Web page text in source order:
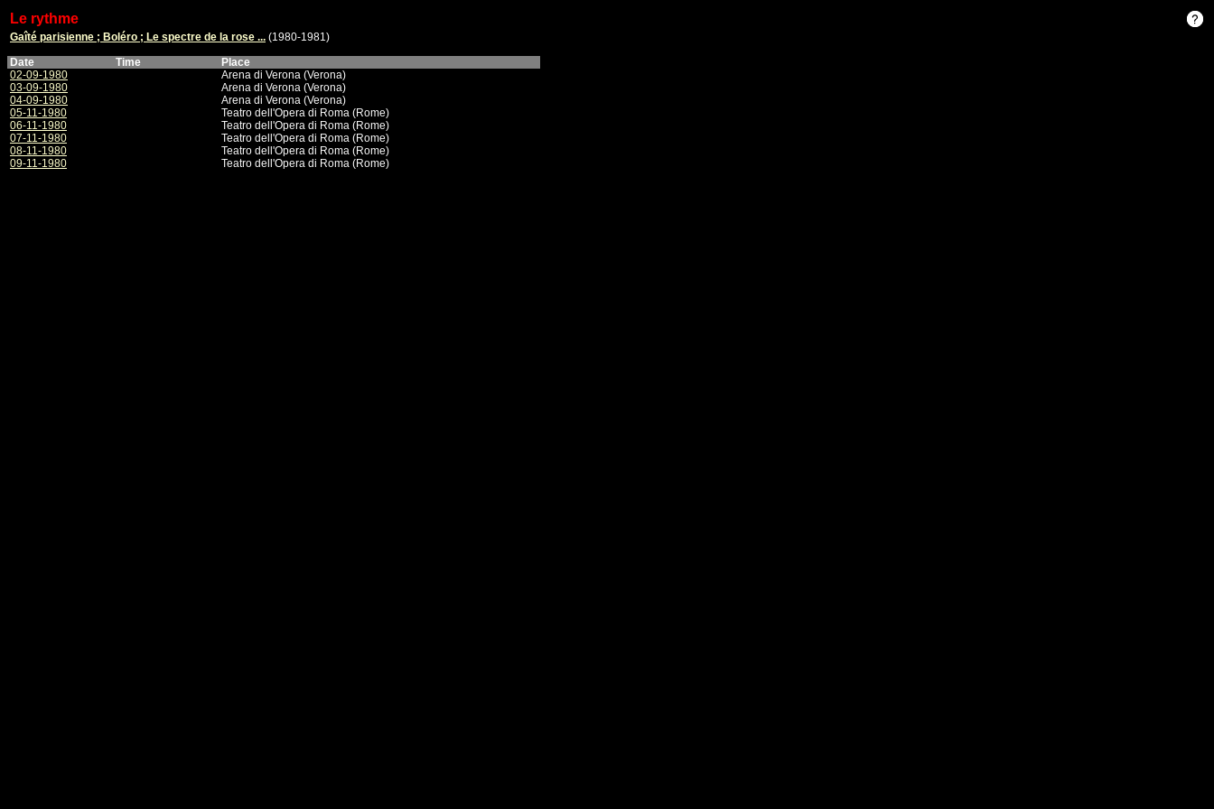
Le rythme
Gaîté parisienne ; Boléro ; Le spectre de la rose ... (1980-1981)
Date
Time
Place
02-09-1980
Arena di Verona (Verona)
03-09-1980
Arena di Verona (Verona)
04-09-1980
Arena di Verona (Verona)
05-11-1980
Teatro dell'Opera di Roma (Rome)
06-11-1980
Teatro dell'Opera di Roma (Rome)
07-11-1980
Teatro dell'Opera di Roma (Rome)
08-11-1980
Teatro dell'Opera di Roma (Rome)
09-11-1980
Teatro dell'Opera di Roma (Rome)